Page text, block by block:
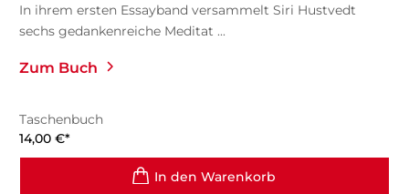
In ihrem ersten Essayband versammelt Siri Hustvedt
sechs gedankenreiche Meditat ...
Zum Buch
Taschenbuch
14,00 €*
In den Warenkorb